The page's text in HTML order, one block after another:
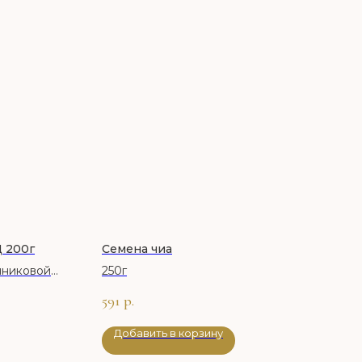
Семена чиа
250г
591 р.
Добавить в корзину